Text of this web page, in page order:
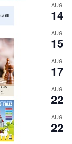
AUG
14
AUG
15
AUG
17
AUG
22
AUG
22